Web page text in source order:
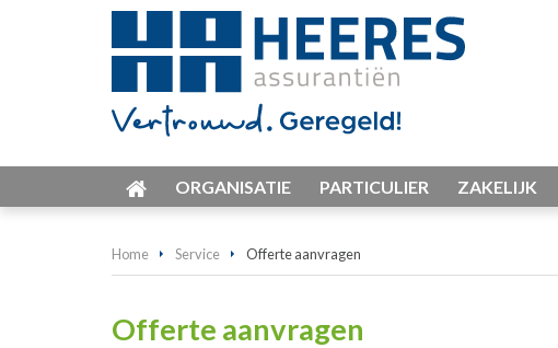
ORGANISATIE PARTICULIER ZAKELIJK
Home Service Offerte aanvragen
Offerte aanvragen